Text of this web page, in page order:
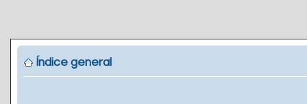
Índice general